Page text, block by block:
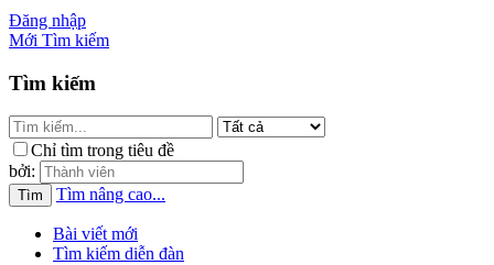
Đăng nhập
Mới Tìm kiếm
Tìm kiếm
Chỉ tìm trong tiêu đề
bởi:
Tìm Tìm nâng cao...
Bài viết mới
Tìm kiếm diễn đàn